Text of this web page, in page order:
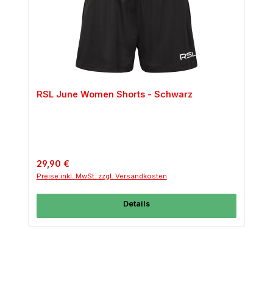
RSL June Women Shorts - Schwarz
Regulärer Preis:
29,90 €
Preise inkl. MwSt. zzgl. Versandkosten
Details